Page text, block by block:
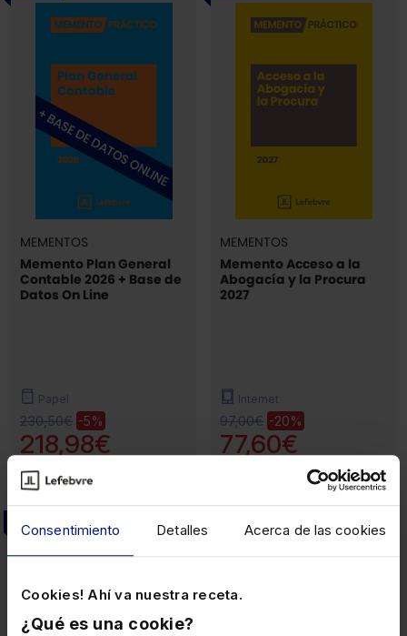
Consentimiento Detalles Acerca de las cookies
Cookies! Ahí va nuestra receta.
¿Qué es una cookie?
MEMENTOS
Memento Plan General
Contable 2026 + Base de
Datos On Line
Papel
230,50€ -5%
218,98€
MEMENTOS
Memento Acceso a la
Abogacía y la Procura
2027
Internet
97,00€ -20%
77,60€
(6)
Nuevo Nuevo